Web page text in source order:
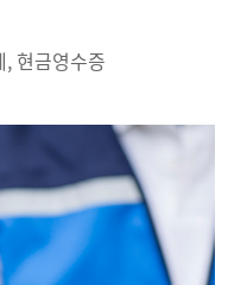
현금영수증